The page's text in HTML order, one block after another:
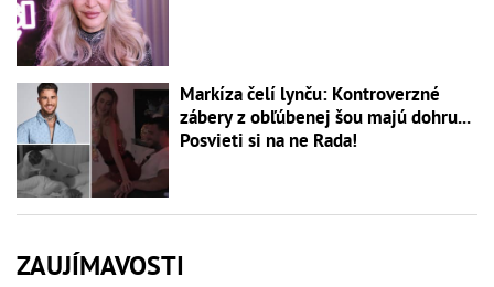
Markíza čelí lynču: Kontroverzné
zábery z obľúbenej šou majú dohru...
Posvieti si na ne Rada!
ZAUJÍMAVOSTI